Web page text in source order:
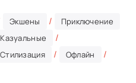
Экшены / Приключение
Казуальные /
Стилизация / Офлайн /